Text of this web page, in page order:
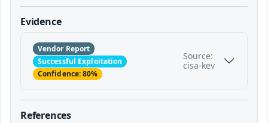
Evidence
Vendor Report
Successful Exploitation
Confidence: 80%
Source:
cisa-kev
References